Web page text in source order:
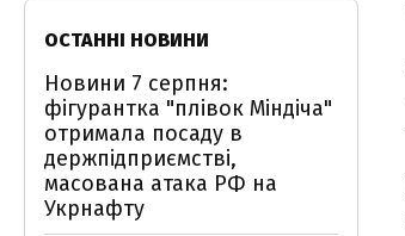
ОСТАННІ НОВИНИ
Новини 7 серпня:
фігурантка "плівок Міндіча"
отримала посаду в
держпідприємстві,
масована атака РФ на
Укрнафту